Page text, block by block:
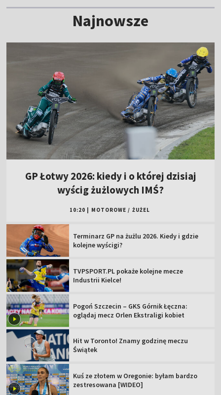
Najnowsze
GP Łotwy 2026: kiedy i o której dzisiaj
wyścig żużlowych IMŚ?
10:20 MOTOROWE / ŻUŻEL
Terminarz GP na żużlu 2026. Kiedy i gdzie
kolejne wyścigi?
TVPSPORT.PL pokaże kolejne mecze
Industrii Kielce!
Pogoń Szczecin – GKS Górnik Łęczna:
oglądaj mecz Orlen Ekstraligi kobiet
Hit w Toronto! Znamy godzinę meczu
Świątek
Kuś ze złotem w Oregonie: byłam bardzo
zestresowana [WIDEO]